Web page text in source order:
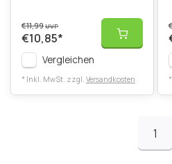
€11,99UVP
€10,85*
Vergleichen
* Inkl. MwSt. zzgl. Versandkosten
1